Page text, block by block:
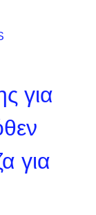
για
για